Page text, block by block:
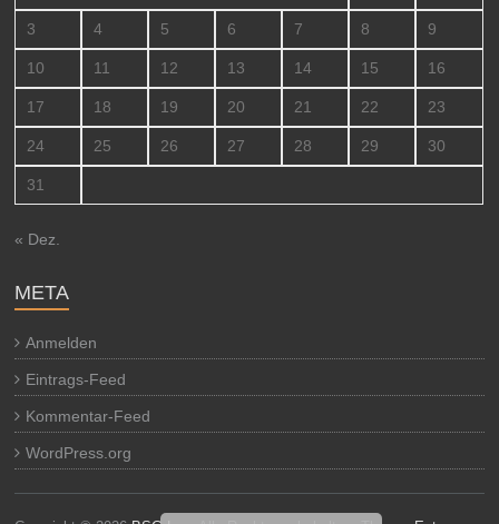
3 4 5 6 7 8 9
10 11 12 13 14 15 16
17 18 19 20 21 22 23
24 25 26 27 28 29 30
31
« Dez.
META
Anmelden
Eintrags-Feed
Kommentar-Feed
WordPress.org